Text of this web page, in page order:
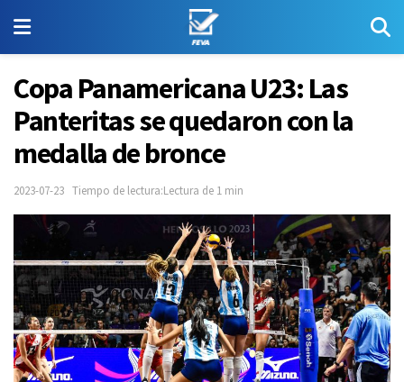
Copa Panamericana U23: Las
Panteritas se quedaron con la
medalla de bronce
2023-07-23 Tiempo de lectura:Lectura de 1 min